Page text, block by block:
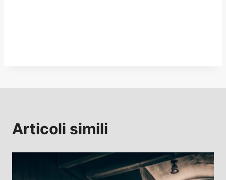
Articoli simili